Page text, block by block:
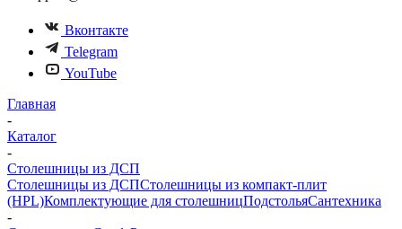
Вконтакте
Telegram
YouTube
Главная
-
Каталог
-
Столешницы из ДСП
Столешницы из ДСПСтолешницы из компакт-плит
(HPL)Комплектующие для столешницПодстольяСантехника
-